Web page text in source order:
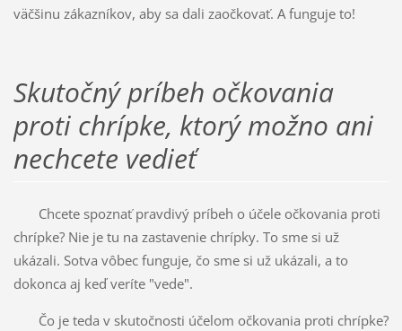
väčšinu zákazníkov, aby sa dali zaočkovať. A funguje to!
Skutočný príbeh očkovania
proti chrípke, ktorý možno ani
nechcete vedieť
Chcete spoznať pravdivý príbeh o účele očkovania proti
chrípke? Nie je tu na zastavenie chrípky. To sme si už
ukázali. Sotva vôbec funguje, čo sme si už ukázali, a to
dokonca aj keď veríte "vede".
Čo je teda v skutočnosti účelom očkovania proti chrípke?